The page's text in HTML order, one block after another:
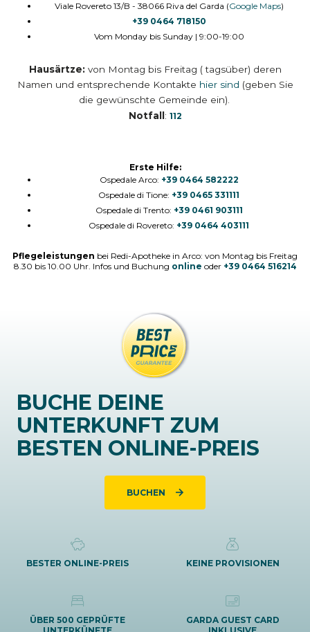
Viale Rovereto 13/B - 38066 Riva del Garda (Google Maps)
+39 0464 718150
Vom Monday bis Sunday | 9:00-19:00
Hausärtze: von Montag bis Freitag ( tagsüber) deren
Namen und entsprechende Kontakte hier sind (geben Sie
die gewünschte Gemeinde ein).
Notfall : 112
Erste Hilfe:
Ospedale Arco: +39 0464 582222
Ospedale di Tione: +39 0465 331111
Ospedale di Trento: +39 0461 903111
Ospedale di Rovereto: +39 0464 403111
Pflegeleistungen bei Redi-Apotheke in Arco: von Montag bis Freitag
8.30 bis 10.00 Uhr. Infos und Buchung online oder +39 0464 516214
BUCHE DEINE
UNTERKUNFT ZUM
BESTEN ONLINE-PREIS
BUCHEN
BESTER ONLINE-PREIS KEINE PROVISIONEN
ÜBER 500 GEPRÜFTE
GARDA GUEST CARD